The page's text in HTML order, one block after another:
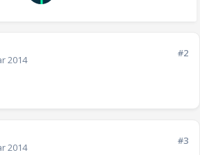
2014
#2
2014
#3